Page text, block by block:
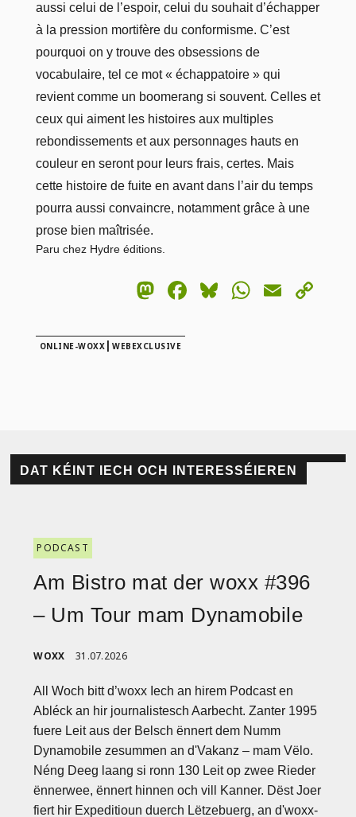
aussi celui de l’espoir, celui du souhait d’échapper
à la pression mortifère du conformisme. C’est
pourquoi on y trouve des obsessions de
vocabulaire, tel ce mot « échappatoire » qui
revient comme un boomerang si souvent. Celles et
ceux qui aiment les histoires aux multiples
rebondissements et aux personnages hauts en
couleur en seront pour leurs frais, certes. Mais
cette histoire de fuite en avant dans l’air du temps
pourra aussi convaincre, notamment grâce à une
prose bien maîtrisée.
Paru chez Hydre éditions.
Mastodon
Facebook
BlueskyEmail
ONLINE-WOXX |WEBEXCLUSIVE
DAT KÉINT IECH OCH INTERESSÉIEREN
PODCAST
Am Bistro mat der woxx #396
– Um Tour mam Dynamobile
WOXX 31.07.2026
All Woch bitt d’woxx Iech an hirem Podcast en
Abléck an hir journalistesch Aarbecht. Zanter 1995
fuere Leit aus der Belsch ënnert dem Numm
Dynamobile zesummen an d'Vakanz – mam Vëlo.
Néng Deeg laang si ronn 130 Leit op zwee Rieder
ënnerwee, ënnert hinnen och vill Kanner. Dëst Joer
fiert hir Expeditioun duerch Lëtzebuerg, an d'woxx-